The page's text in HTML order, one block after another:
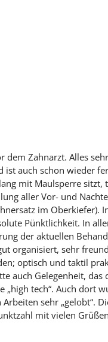
dem Zahnarzt. Alles
ist auch schon wieder
mit Maulsperre sitzt,
aller Vor- und
im Oberkiefer).
Pünktlichkeit. In
der aktuellen
organisiert, sehr
optisch und taktil
auch Gelegenheit,
„high tech“. Auch dort
sehr „gelobt“.
mit vielen